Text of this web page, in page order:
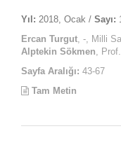
Yıl: 2018, Ocak / Sayı:
Ercan Turgut , -, Milli
Alptekin Sökmen ,
Sayfa Aralığı: 43-67
Tam Metin